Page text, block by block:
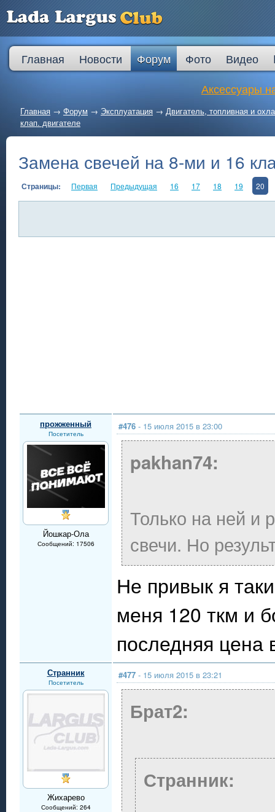
Главная Новости Форум Фото Видео
Аксессуары
Главная → Форум → Эксплуатация → Двигатель, топливная и
клап. двигателе
Замена свечей на 8-ми и 16
Страницы: Первая Предыдущая 16 17 18 19 20
прожженный
Посетитель
Йошкар-Ола
Сообщений: 17506
#476 - 15 июля 2015 в 23:00
pakhan74:
Только на ней и
свечи. Но
Не привык я
меня 120 ткм и
последняя
Странник
Посетитель
Жихарево
Сообщений: 264
#477 - 15 июля 2015 в 23:21
Брат2:
Странник: